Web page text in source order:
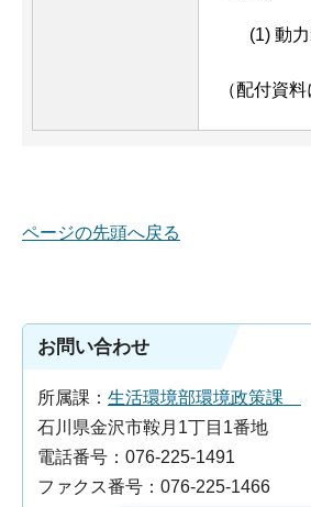
(1) 動力
（配付資
ページの先頭へ戻る
お問い合わせ
所属課： 生活環境部環境政策課
石川県金沢市鞍月1丁目1番地
電話番号：076-225-1491
ファクス番号：076-225-1466